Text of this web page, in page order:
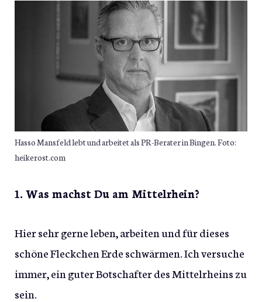
Hasso Mansfeld lebt und arbeitet als PR-Berater in Bingen. Foto:
heikerost.com
1. Was machst Du am Mittelrhein?
Hier sehr gerne leben, arbeiten und für dieses
schöne Fleckchen Erde schwärmen. Ich versuche
immer, ein guter Botschafter des Mittelrheins zu
sein.